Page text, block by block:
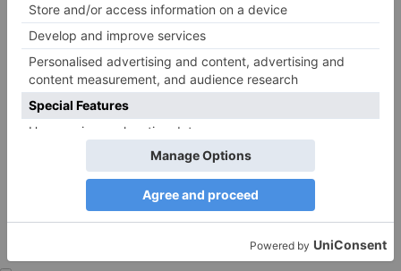
(die E-Mail-Adresse wird nicht veröffentlicht)